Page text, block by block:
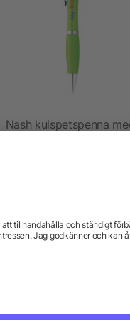
Nash kulspetspenna